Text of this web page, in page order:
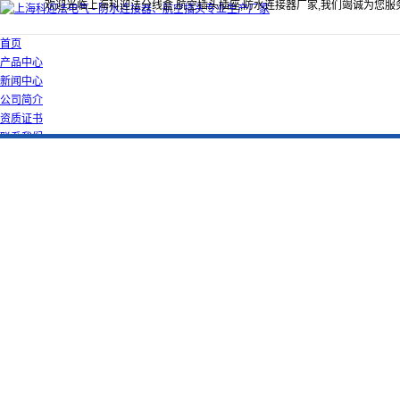
欢迎光临上海科迎法分线盒,航空插头插座,防水连接器厂家,我们竭诚为您服
首页
产品中心
新闻中心
公司简介
资质证书
联系我们